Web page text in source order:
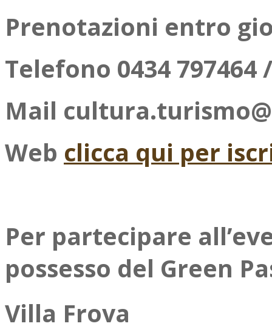
Prenotazioni entro
Telefono 0434 797464
Mail
Web clicca qui per
Per partecipare
possesso del Green
Villa Frova